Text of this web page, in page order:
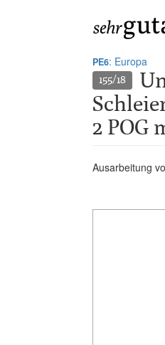
PE6: Europa
155/18
2 POG
Ausarbeitung